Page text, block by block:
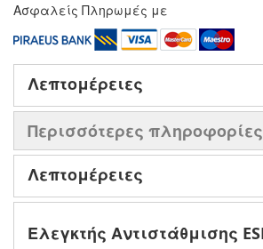
Ασφαλείς Πληρωμές με
Λεπτομέρειες
Περισσότερες πληροφορίες
Λεπτομέρειες
Ελεγκτής Αντιστάθμισης